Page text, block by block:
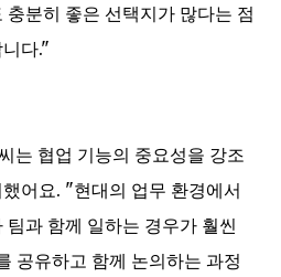
분히 좋은 선택지가 많다는 점
다."
는 협업 기능의 중요성을 강조
어요. "현대의 업무 환경에서
과 함께 일하는 경우가 훨씬
공유하고 함께 논의하는 과정